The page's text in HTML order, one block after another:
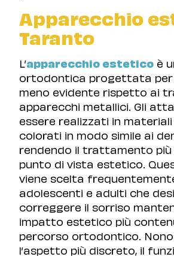
Apparecchio
Taranto
L’apparecchio estetico è
ortodontica progettata
meno evidente rispetto ai
apparecchi metallici. Gli
essere realizzati in
colorati in modo simile ai
rendendo il trattamento
punto di vista estetico.
viene scelta
adolescenti e adulti che
correggere il sorriso
impatto estetico più
percorso ortodontico.
l’aspetto più discreto, il